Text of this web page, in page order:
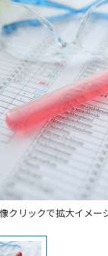
クリックで拡大イメー